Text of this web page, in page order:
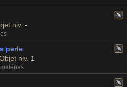
niv. -
perle
Objet niv. 1